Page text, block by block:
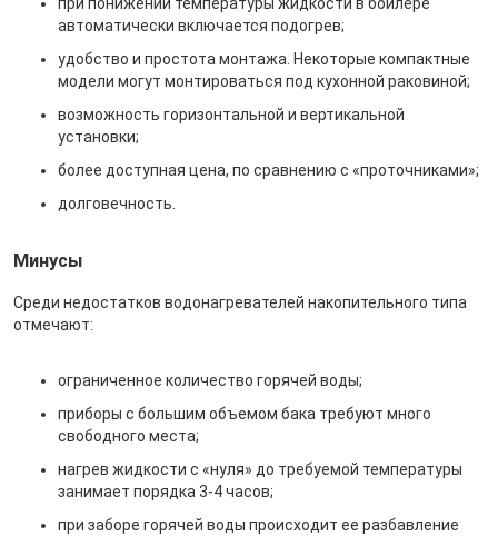
автоматически включается подогрев;
удобство и простота монтажа. Некоторые компактные
модели могут монтироваться под кухонной раковиной;
возможность горизонтальной и вертикальной
установки;
более доступная цена, по сравнению с «проточниками»;
долговечность.
Минусы
Среди недостатков водонагревателей накопительного типа
отмечают:
ограниченное количество горячей воды;
приборы с большим объемом бака требуют много
свободного места;
нагрев жидкости с «нуля» до требуемой температуры
занимает порядка 3-4 часов;
при заборе горячей воды происходит ее разбавление